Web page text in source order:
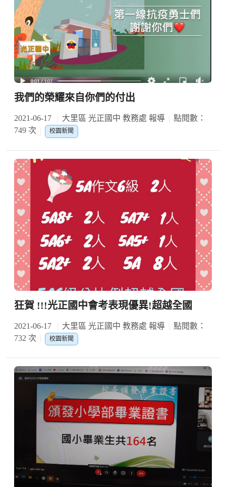
我們的榮耀來自你們的付出
2021-06-17 大里區 光正國中 教務處 報導
點閱數：
749 次
校園新聞
狂賀 !!!光正國中會考表現優異!超越全國
2021-06-17 大里區 光正國中 教務處 報導
點閱數：
732 次
校園新聞